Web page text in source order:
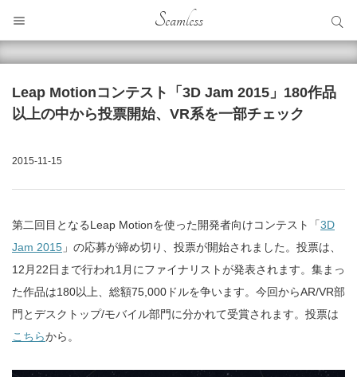
Seamless
Leap Motionコンテスト「3D Jam 2015」180作品
以上の中から投票開始、VR系を一部チェック
2015-11-15
第二回目となるLeap Motionを使った開発者向けコンテスト「3D
Jam 2015 」の応募が締め切り、投票が開始されました。投票は、
12月22日まで行われ1月にファイナリストが発表されます。集まっ
た作品は180以上、総額75,000ドルを争います。今回からAR/VR部
門とデスクトップ/モバイル部門に分かれて受賞されます。投票は
こちらから。
サイト内検索